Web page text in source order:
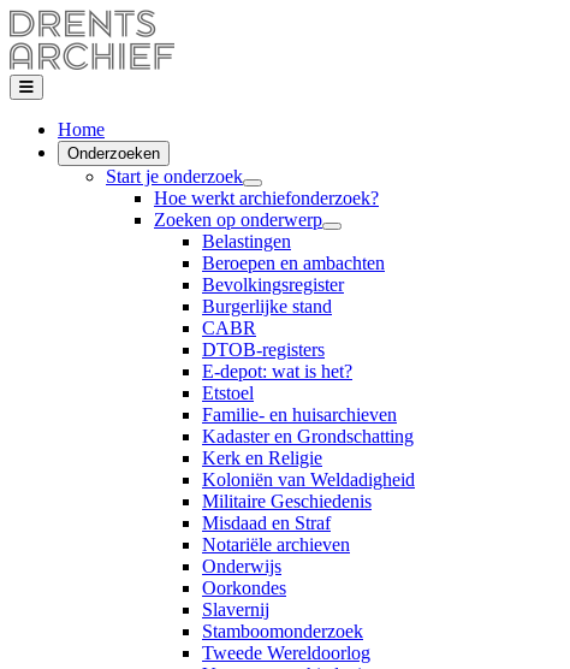
Home
Onderzoeken
Start je onderzoek
Hoe werkt archiefonderzoek?
Zoeken op onderwerp
Belastingen
Beroepen en ambachten
Bevolkingsregister
Burgerlijke stand
CABR
DTOB-registers
E-depot: wat is het?
Etstoel
Familie- en huisarchieven
Kadaster en Grondschatting
Kerk en Religie
Koloniën van Weldadigheid
Militaire Geschiedenis
Misdaad en Straf
Notariële archieven
Onderwijs
Oorkondes
Slavernij
Stamboomonderzoek
Tweede Wereldoorlog